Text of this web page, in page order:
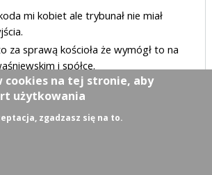
mi kobiet ale trybunał nie miał
za sprawą kościoła że wymógł to na
i spółce.
ODPOWIEDZ
cookies na tej stronie, aby
użytkowania
zgadzasz się na to.